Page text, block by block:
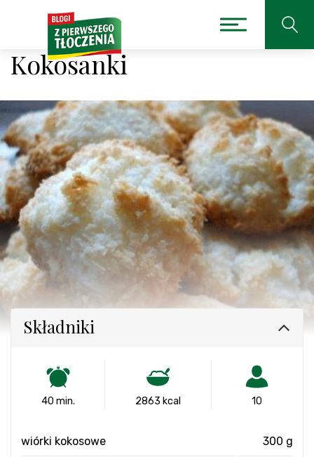
Kokosanki
Składniki
40 min. 2863 kcal 10
wiórki kokosowe 300 g